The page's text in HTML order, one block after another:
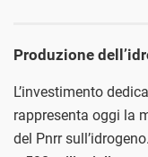
Produzione
L’investimento
rappresenta oggi la
del Pnrr